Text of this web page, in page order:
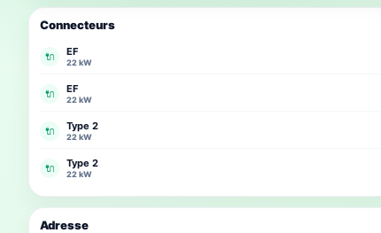
Connecteurs
🔌 EF
22 kW
🔌 EF
22 kW
🔌 Type 2
22 kW
🔌 Type 2
22 kW
Adresse